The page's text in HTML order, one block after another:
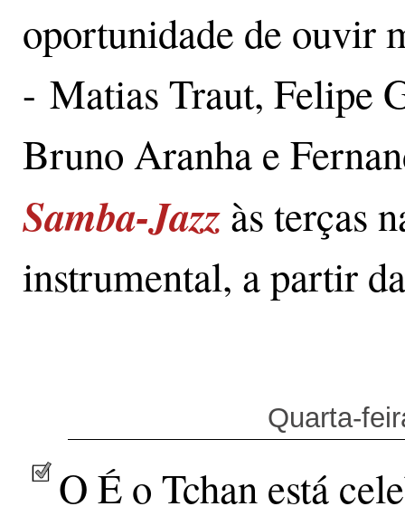
oportunidade de ouvir
- Matias Traut, Felipe
Bruno Aranha e
Samba-Jazzàs terças
instrumental, a partir
Quarta-
O É o Tchan está